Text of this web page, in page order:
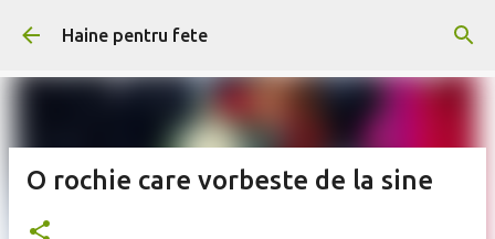
Treceți la conținutul principal
Haine pentru fete
O rochie care vorbeste de la sine